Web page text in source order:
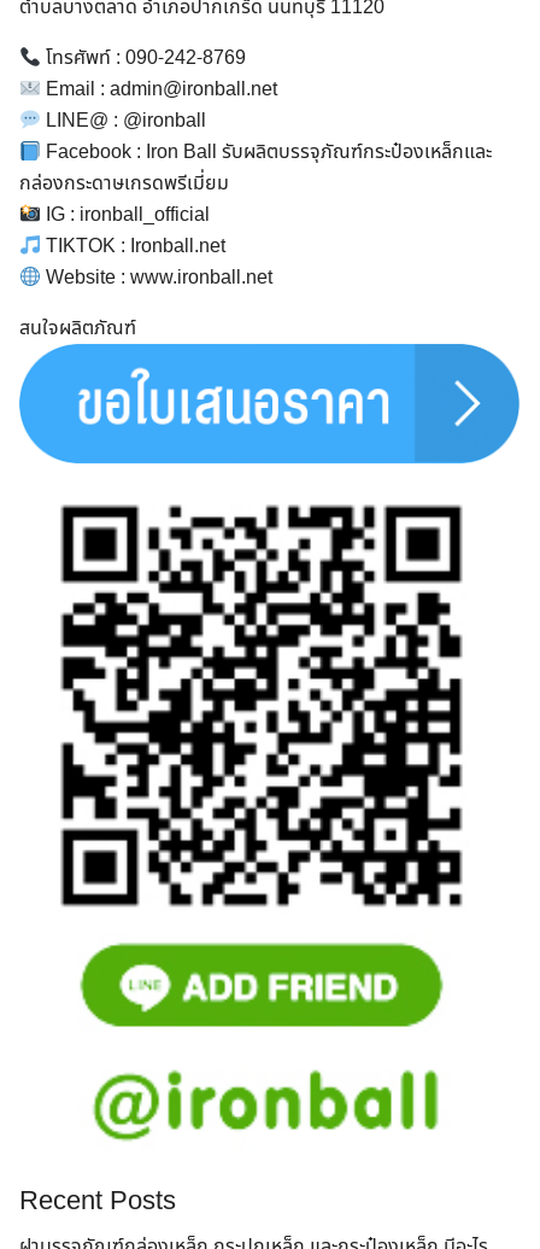
Search
ตำบลบางตลาด อำเภอปากเกร็ด นนทบุรี 11120
โทรศัพท์ : 090-242-8769
Email : admin@ironball.net
LINE@ : @ironball
Facebook : Iron Ball รับผลิตบรรจุภัณฑ์กระป๋องเหล็กและ
กล่องกระดาษเกรดพรีเมี่ยม
IG : ironball_official
TIKTOK : Ironball.net
Website : www.ironball.net
สนใจผลิตภัณฑ์
Recent Posts